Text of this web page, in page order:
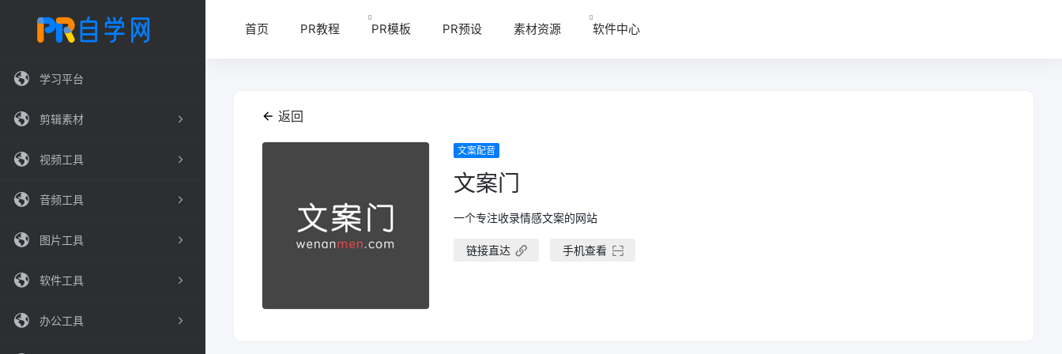
学习平台
剪辑素材
视频工具
音频工具
图片工具
软件工具
办公工具
首页 PR教程 PR模板 PR预设 素材资源 软件中心
返回
文案配音
文案门
一个专注收录情感文案的网站
链接直达 手机查看